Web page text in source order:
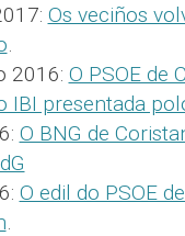
Os veciños
2016: O PSOE de
IBI presentada
O BNG de
O edil do PSOE